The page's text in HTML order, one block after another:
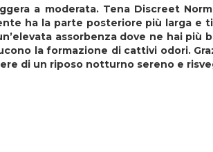
a moderata. Tena Discreet
ha la parte posteriore più larga
assorbenza dove ne hai più
la formazione di cattivi odori.
di un riposo notturno sereno e